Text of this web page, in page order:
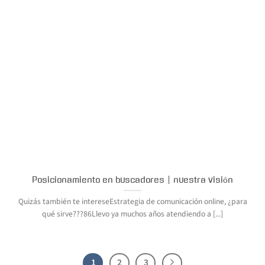
Posicionamiento en buscadores | nuestra visión
Quizás también te intereseEstrategia de comunicación online, ¿para
qué sirve???86Llevo ya muchos años atendiendo a [...]